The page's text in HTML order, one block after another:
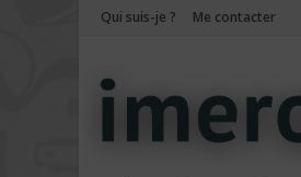
Qui suis-je ? Me contacter